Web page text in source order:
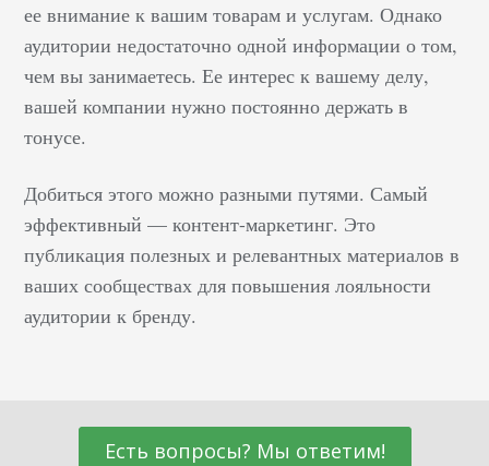
ее внимание к вашим товарам и услугам. Однако
аудитории недостаточно одной информации о том,
чем вы занимаетесь. Ее интерес к вашему делу,
вашей компании нужно постоянно держать в
тонусе.
Добиться этого можно разными путями. Самый
эффективный — контент-маркетинг. Это
публикация полезных и релевантных материалов в
ваших сообществах для повышения лояльности
аудитории к бренду.
Есть вопросы? Мы ответим!